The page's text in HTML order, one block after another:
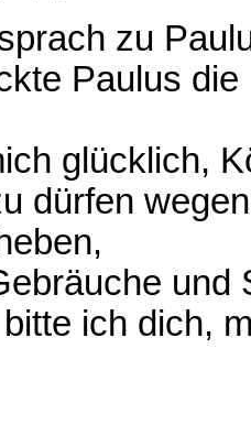
zu
Paulus
glücklich,
dürfen
und
ich dich,